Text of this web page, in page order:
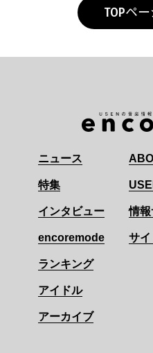
TOPペ
ニュース
特集
インタビュー
encoremode
ランキング
アイドル
アーカイブ
情報
サ